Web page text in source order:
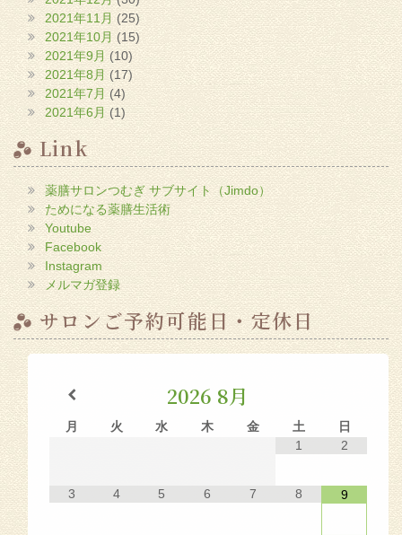
2021年11月 (25)
2021年10月 (15)
2021年9月 (10)
2021年8月 (17)
2021年7月 (4)
2021年6月(1)
Link
薬膳サロンつむぎ サブサイト（Jimdo）
ためになる薬膳生活術
Youtube
Facebook
Instagram
メルマガ登録
サロンご予約可能日・定休日
2026 8月
月 火 水 木 金 土
日
1
2
3 4 5 6 7 8 9